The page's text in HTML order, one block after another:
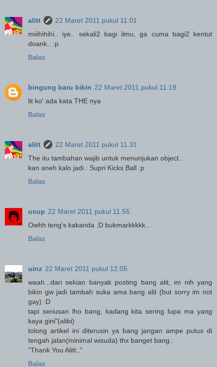
alitt
22 Maret 2011 pukul 11.01
miiihihihi.. iye.. sekali2 bagi ilmu, ga cuma bagi2 kentut
doank.. :p
Balas
bingung baru bikin 22 Maret 2011 pukul 11.19
lit ko' ada kata THE nya
Balas
alitt
22 Maret 2011 pukul 11.31
The itu tambahan wajib untuk menunjukan object..
kan aneh kalo jadi : Supri Kicks Ball :p
Balas
ucup 22 Maret 2011 pukul 11.55
Owhh teng's kakanda :D bukmarkkkkk...
Balas
uinz 22 Maret 2011 pukul 12.05
waah...dari sekian banyak posting bang alit, ini nih yang
bikin gw jadi tambah suka ama bang alit (but sorry im not
gay) :D
tapi seriusan lho bang, kadang kita sering lupa ma yang
kaya gini"(alibi)
tolong artikel ini diterusin ya bang jangan ampe putus di
tengah jalan(minimal wisuda) thx banget bang..
"Thank You Alitt.."
Balas